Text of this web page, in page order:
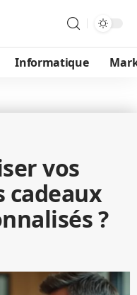
Informatique
vos
cadeaux
?